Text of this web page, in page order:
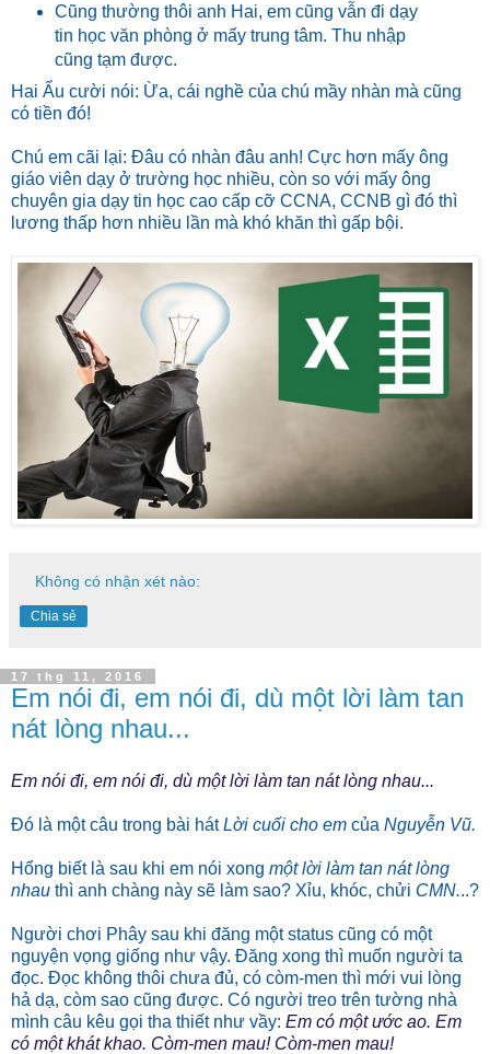
Cũng thường thôi anh Hai, em cũng vẫn đi dạy
tin học văn phòng ở mấy trung tâm. Thu nhập
cũng tạm được.
Hai Ẩu cười nói: Ừa, cái nghề của chú mầy nhàn mà cũng
có tiền đó!
Chú em cãi lại: Đâu có nhàn đâu anh! Cực hơn mấy ông
giáo viên dạy ở trường học nhiều, còn so với mấy ông
chuyên gia dạy tin học cao cấp cỡ CCNA, CCNB gì đó thì
lương thấp hơn nhiều lần mà khó khăn thì gấp bội.
Không có nhận xét nào:
Chia sẻ
17 thg 11, 2016
Em nói đi, em nói đi, dù một lời làm tan
nát lòng nhau...
Em nói đi, em nói đi, dù một lời làm tan nát lòng nhau...
Đó là một câu trong bài hátLời cuối cho em của Nguyễn Vũ.
Hổng biết là sau khi em nói xong một lời làm tan nát lòng
nhau thì anh chàng này sẽ làm sao? Xỉu, khóc, chửi CMN...?
Người chơi Phây sau khi đăng một status cũng có một
nguyện vọng giống như vậy. Đăng xong thì muốn người ta
đọc. Đọc không thôi chưa đủ, có còm-men thì mới vui lòng
hả dạ, còm sao cũng được. Có người treo trên tường nhà
mình câu kêu gọi tha thiết như vầy: Em có một ước ao. Em
có một khát khao. Còm-men mau! Còm-men mau!